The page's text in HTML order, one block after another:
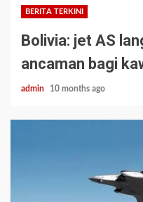
BERITA TERKINI
Bolivia: jet AS
ancaman bagi
admin 10 months ago